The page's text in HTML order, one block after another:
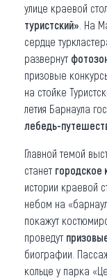
улице краевой
туристский» . На
сердце
развернут
призовые
на стойке
летия Барнаула
лебедь-
Главной темой
станет городское
истории краевой
небом на
покажут
проведут
биографии.
кольце у парка